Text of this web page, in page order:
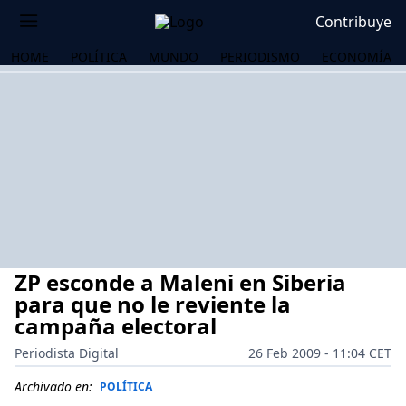
Contribuye
HOME POLÍTICA MUNDO PERIODISMO ECONOMÍA
ZP esconde a Maleni en Siberia
para que no le reviente la
campaña electoral
Periodista Digital
26 Feb 2009 - 11:04 CET
Archivado en: POLÍTICA